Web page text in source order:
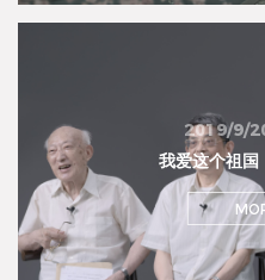
2019/9/
我爱这个祖国